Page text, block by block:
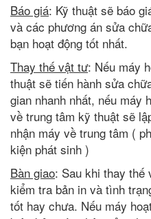
Báo giá: Kỹ thuật sẽ báo
và các phương án sửa
bạn hoạt động tốt nhất.
Thay thế vật tư: Nếu máy
thuật sẽ tiến hành sửa
gian nhanh nhất, nếu máy
về trung tâm kỹ thuật sẽ
nhận máy về trung tâm (
kiện phát sinh )
Bàn giao: Sau khi thay thế
kiểm tra bản in và tình
tốt hay chưa. Nếu máy